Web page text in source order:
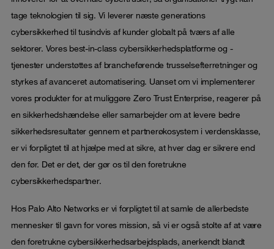
tage teknologien til sig. Vi leverer næste generations
cybersikkerhed til tusindvis af kunder globalt på tværs af alle
sektorer. Vores best-in-class cybersikkerhedsplatforme og -
tjenester understøttes af brancheførende trusselsefterretninger og
styrkes af avanceret automatisering. Uanset om vi implementerer
vores produkter for at muliggøre Zero Trust Enterprise, reagerer på
en sikkerhedshændelse eller samarbejder om at levere bedre
sikkerhedsresultater gennem et partnerøkosystem i verdensklasse,
er vi forpligtet til at hjælpe med at sikre, at hver dag er sikrere end
den før. Det er det, der gør os til den foretrukne
cybersikkerhedspartner.
Hos Palo Alto Networks er vi forpligtet til at samle de allerbedste
mennesker til gavn for vores mission, så vi er også stolte af at være
den foretrukne cybersikkerhedsarbejdsplads, anerkendt blandt